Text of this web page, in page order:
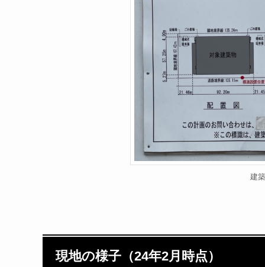
建
現地の様子（24年2月時点）